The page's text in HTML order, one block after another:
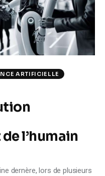
ARTIFICIELLE
l’humain
dernère, lors de plusieurs